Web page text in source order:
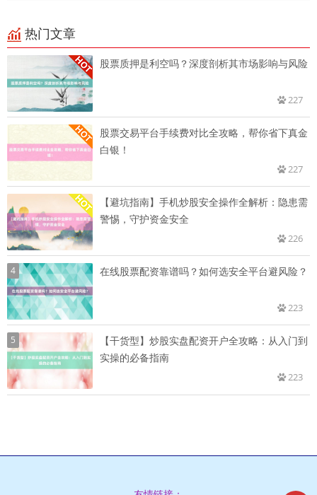
热门文章
股票质押是利空吗？深度剖析其市场影响与风险
227
股票交易平台手续费对比全攻略，帮你省下真金
白银！
227
【避坑指南】手机炒股安全操作全解析：隐患需
警惕，守护资金安全
226
4 在线股票配资靠谱吗？如何选安全平台避风险？
223
5
【干货型】炒股实盘配资开户全攻略：从入门到
实操的必备指南
223